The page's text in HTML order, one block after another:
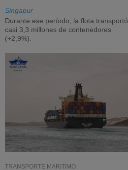
Singapur
Durante ese período, la flota transportó
casi 3,3 millones de contenedores
(+2,9%).
TRANSPORTE MARÍTIMO